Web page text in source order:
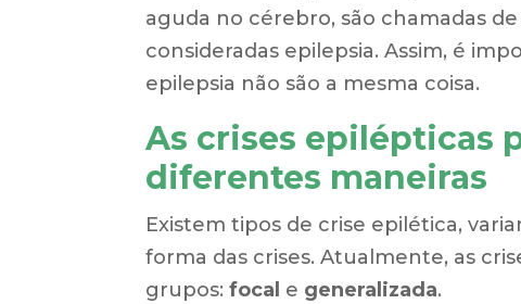
aguda no cérebro, são chamadas
consideradas epilepsia. Assim, é
epilepsia não são a mesma coisa.
As crises epilépticas
diferentes maneiras
Existem tipos de crise epilética,
forma das crises. Atualmente, as
grupos:focal e generalizada.